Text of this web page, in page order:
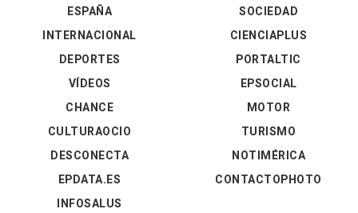
ESPAÑA
INTERNACIONAL
DEPORTES
VÍDEOS
SOCIEDAD
CIENCIAPLUS
PORTALTIC
EPSOCIAL
CHANCE
CULTURAOCIO
DESCONECTA
EPDATA.ES
INFOSALUS
MOTOR
TURISMO
NOTIMÉRICA
CONTACTOPHOTO